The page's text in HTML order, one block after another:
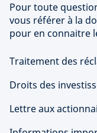
Pour toute
vous référer à la
pour en connaitre
Traitement des
Droits des
Lettre aux